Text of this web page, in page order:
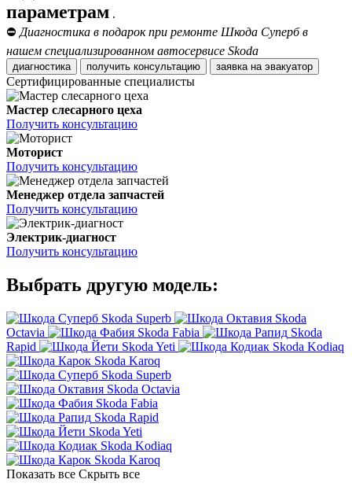
параметрам .
⛔ Диагностика в подарок при ремонте Шкода Суперб в
нашем специализированном автосервисе Skoda
диагностика получить консультацию заявка на эвакуатор
Сертифицированные специалисты
Мастер слесарного цеха
Получить консультацию
Моторист
Получить консультацию
Менеджер отдела запчастей
Получить консультацию
Электрик-диагност
Получить консультацию
Выбрать другую модель:
Skoda Superb
Skoda
Octavia
Skoda Fabia
Skoda
Rapid
Skoda Yeti
Skoda Kodiaq
Skoda Karoq
Skoda Superb
Skoda Octavia
Skoda Fabia
Skoda Rapid
Skoda Yeti
Skoda Kodiaq
Skoda Karoq
Показать все Скрыть все